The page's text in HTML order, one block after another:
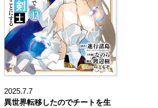
2025.7.7
異世界転移したのでチートを生